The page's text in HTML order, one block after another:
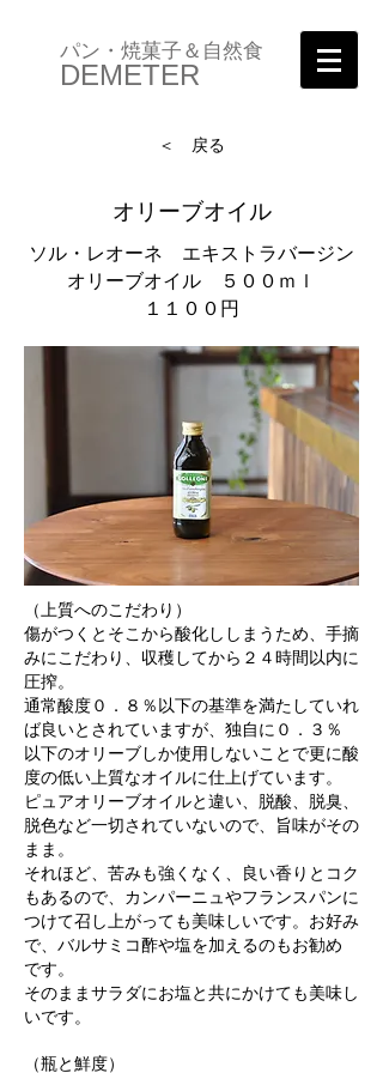
パン・焼菓子＆自然食
DEMETER
＜ 戻る
オリーブオイル
ソル・レオーネ エキストラバージン
オリーブオイル ５００ｍｌ
１１００円
（上質へのこだわり）
傷がつくとそこから酸化ししまうため、手摘
みにこだわり、収穫してから２４時間以内に
圧搾。
通常酸度０．８％以下の基準を満たしていれ
ば良いとされていますが、独自に０．３％
以下のオリーブしか使用しないことで更に酸
度の低い上質なオイルに仕上げています。
ピュアオリーブオイルと違い、脱酸、脱臭、
脱色など一切されていないので、旨味がその
まま。
それほど、苦みも強くなく、良い香りとコク
もあるので、カンパーニュやフランスパンに
つけて召し上がっても美味しいです。お好み
で、バルサミコ酢や塩を加えるのもお勧め
です。
そのままサラダにお塩と共にかけても美味し
いです。
（瓶と鮮度）